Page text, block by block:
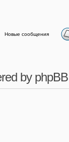
Новые сообщения
by phpBB